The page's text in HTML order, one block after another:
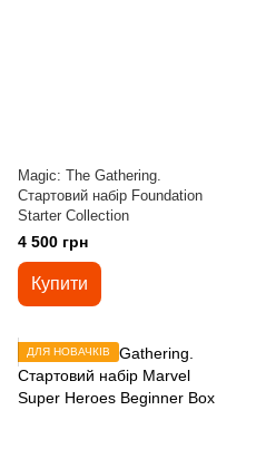
Magic: The Gathering.
Стартовий набір Foundation
Starter Collection
4 500 грн
Купити
ДЛЯ НОВАЧКІВ